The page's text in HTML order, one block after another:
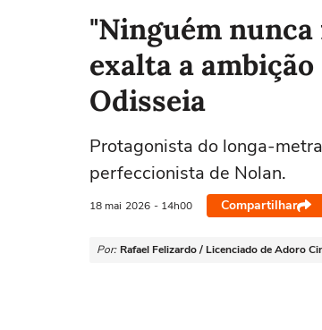
"Ninguém
exalta a
Odisseia
Protagonista do longa-
perfeccionista de Nolan.
18 mai 2026 - 14h00 Compartilhar
Por: Rafael Felizardo / Licenciado de Adoro